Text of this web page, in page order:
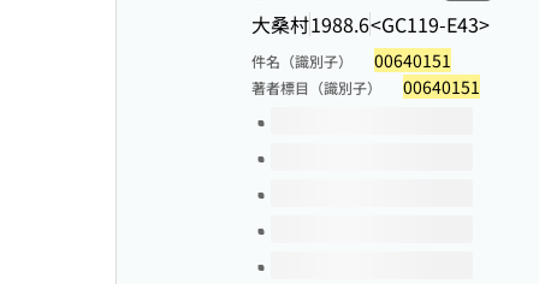
大桑村1988.6<GC119-E43>
件名（識別子） 00640151
著者標目（識別子） 00640151
このタイトルの巻号